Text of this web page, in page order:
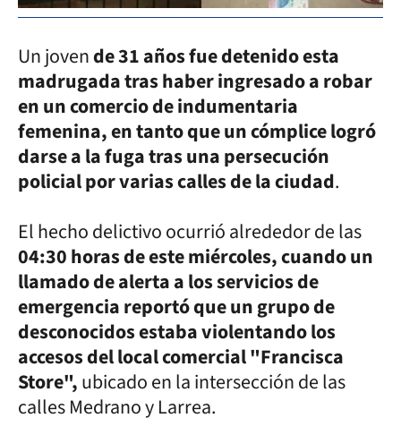
Un jovende 31 años fue detenido esta
madrugada tras haber ingresado a robar
en un comercio de indumentaria
femenina, en tanto que un cómplice logró
darse a la fuga tras una persecución
policial por varias calles de la ciudad.
El hecho delictivo ocurrió alrededor de las
04:30 horas de este miércoles, cuando un
llamado de alerta a los servicios de
emergencia reportó que un grupo de
desconocidos estaba violentando los
accesos del local comercial "Francisca
Store",ubicado en la intersección de las
calles Medrano y Larrea.